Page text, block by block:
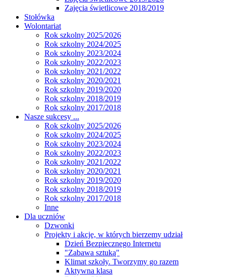
Zajęcia świetlicowe 2018/2019
Stołówka
Wolontariat
Rok szkolny 2025/2026
Rok szkolny 2024/2025
Rok szkolny 2023/2024
Rok szkolny 2022/2023
Rok szkolny 2021/2022
Rok szkolny 2020/2021
Rok szkolny 2019/2020
Rok szkolny 2018/2019
Rok szkolny 2017/2018
Nasze sukcesy ...
Rok szkolny 2025/2026
Rok szkolny 2024/2025
Rok szkolny 2023/2024
Rok szkolny 2022/2023
Rok szkolny 2021/2022
Rok szkolny 2020/2021
Rok szkolny 2019/2020
Rok szkolny 2018/2019
Rok szkolny 2017/2018
Inne
Dla uczniów
Dzwonki
Projekty i akcje, w których bierzemy udział
Dzień Bezpiecznego Internetu
"Zabawa sztuką"
Klimat szkoły. Tworzymy go razem
Aktywna klasa